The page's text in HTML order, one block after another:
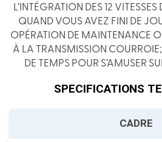
L’INTÉGRATION DES 12
QUAND VOUS AVEZ FINI DE
OPÉRATION DE MAINTENANCE
À LA TRANSMISSION
DE TEMPS POUR S’AMUSER
SPECIFICATIONS
CADRE